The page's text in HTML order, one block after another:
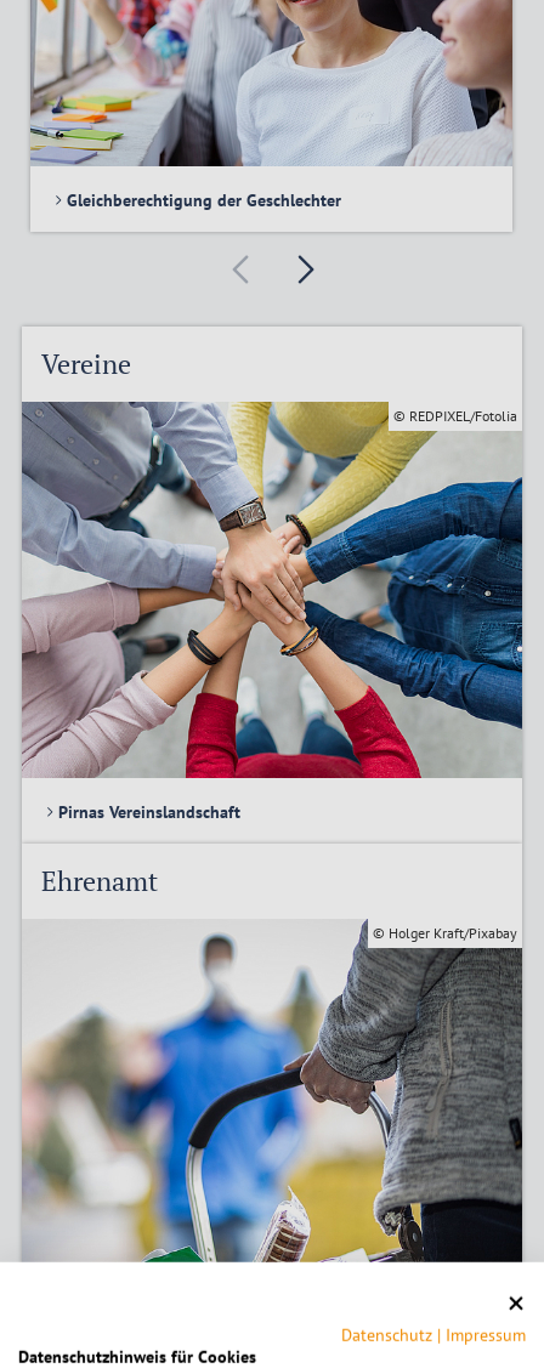
Gleichberechtigung der Geschlechter
Vereine
© REDPIXEL/Fotolia
Pirnas Vereinslandschaft
Ehrenamt
© Holger Kraft/Pixabay
Datenschutz | Impressum
Datenschutzhinweis für Cookies